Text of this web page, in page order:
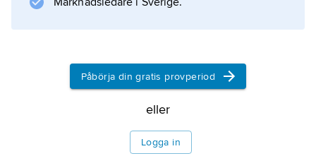
Påbörja din gratis provperiod
eller
Logga in